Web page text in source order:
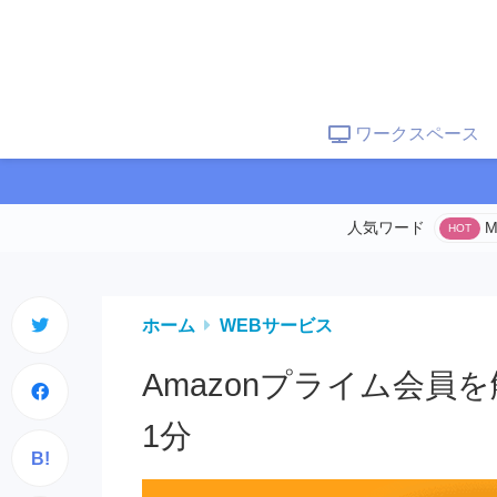
ワークスペース
B!
ホーム WEBサービス
Amazonプライム会員
1分